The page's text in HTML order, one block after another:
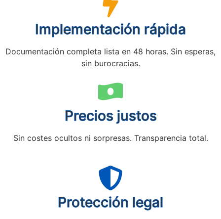
Implementación rápida
Documentación completa lista en 48 horas. Sin esperas,
sin burocracias.
Precios justos
Sin costes ocultos ni sorpresas. Transparencia total.
Protección legal